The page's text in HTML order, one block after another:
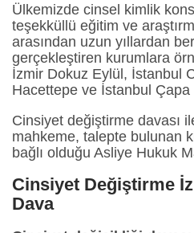
Ülkemizde cinsel kimlik
teşekküllü eğitim ve
arasından uzun yıllardan
gerçekleştiren kurumlara
İzmir Dokuz Eylül, İstanbul
Hacettepe ve İstanbul
Cinsiyet değiştirme davası
mahkeme, talepte bulunan
bağlı olduğu Asliye Hukuk
Cinsiyet Değiştirme
Dava